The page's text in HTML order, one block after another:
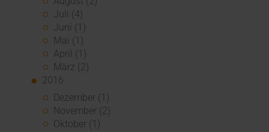
Juli (4)
Juni (1)
Mai (1)
April (1)
März (2)
2016
Dezember (1)
November (2)
Oktober (1)